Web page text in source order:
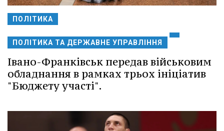
ПОЛІТИКА
ПОЛІТИКА ТА ДЕРЖАВНЕ УПРАВЛІННЯ
Івано-Франківськ передав військовим
обладнання в рамках трьох ініціатив
"Бюджету участі".